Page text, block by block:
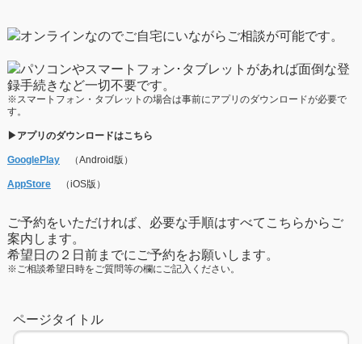
オンラインなのでご自宅にいながらご相談が可能です。
パソコンやスマートフォン･タブレットがあれば面倒な登
録手続きなど一切不要です。
※スマートフォン・タブレットの場合は事前にアプリのダウンロードが必要で
す。
▶アプリのダウンロードはこちら
GooglePlay （Android版）
AppStore （iOS版）
ご予約をいただければ、必要な手順はすべてこちらからご
案内します。
希望日の２日前までにご予約をお願いします。
※ご相談希望日時をご質問等の欄にご記入ください。
ページタイトル